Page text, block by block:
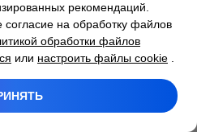
рекомендаций.
на обработку файлов
обработки файлов
или настроить файлы cookie